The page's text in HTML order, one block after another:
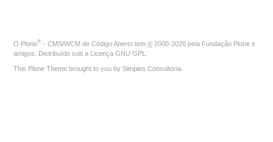
O Plone® - CMS/WCM de Código Aberto tem © 2000-2026 pela Fundação Plone e
amigos. Distribuído sob a Licença GNU GPL
This Plone Theme brought to you by Simples Consultoria